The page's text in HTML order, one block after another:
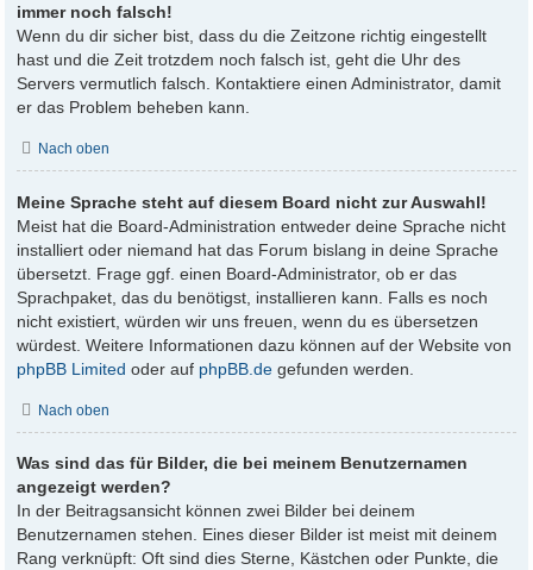
immer noch falsch!
Wenn du dir sicher bist, dass du die Zeitzone richtig eingestellt
hast und die Zeit trotzdem noch falsch ist, geht die Uhr des
Servers vermutlich falsch. Kontaktiere einen Administrator, damit
er das Problem beheben kann.
Nach oben
Meine Sprache steht auf diesem Board nicht zur Auswahl!
Meist hat die Board-Administration entweder deine Sprache nicht
installiert oder niemand hat das Forum bislang in deine Sprache
übersetzt. Frage ggf. einen Board-Administrator, ob er das
Sprachpaket, das du benötigst, installieren kann. Falls es noch
nicht existiert, würden wir uns freuen, wenn du es übersetzen
würdest. Weitere Informationen dazu können auf der Website von
phpBB Limited oder auf phpBB.de gefunden werden.
Nach oben
Was sind das für Bilder, die bei meinem Benutzernamen
angezeigt werden?
In der Beitragsansicht können zwei Bilder bei deinem
Benutzernamen stehen. Eines dieser Bilder ist meist mit deinem
Rang verknüpft: Oft sind dies Sterne, Kästchen oder Punkte, die